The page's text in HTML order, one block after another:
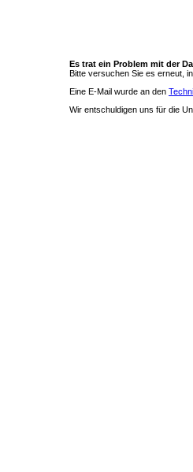
Es trat ein Problem mit der
Bitte versuchen Sie es erneut,
Eine E-Mail wurde an den
Wir entschuldigen uns für die